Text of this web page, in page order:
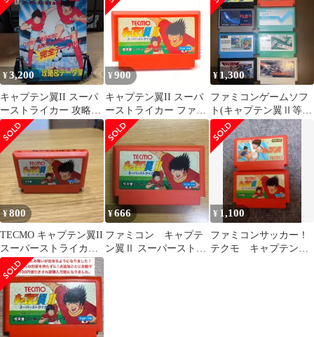
¥3,200
キャプテン翼II スーパ
ーストライカー 攻略＆
データ集
¥ 900
キャプテン翼II スーパ
ーストライカー ファミ
リーコンピュータ ソフ
ト 起動OK レトロゲー
ム カセット ファミコン
¥ 1,300
ファミコンゲームソフ
ト(キャプテン翼Ⅱ等)8
点まとめ売り
¥800
TECMO キャプテン翼II
スーパーストライカー
ファミコン
¥666
ファミコン キャプテ
ン翼Ⅱ スーパーストラ
¥ 1,100
ファミコンサッカー！
テクモ キャプテン翼